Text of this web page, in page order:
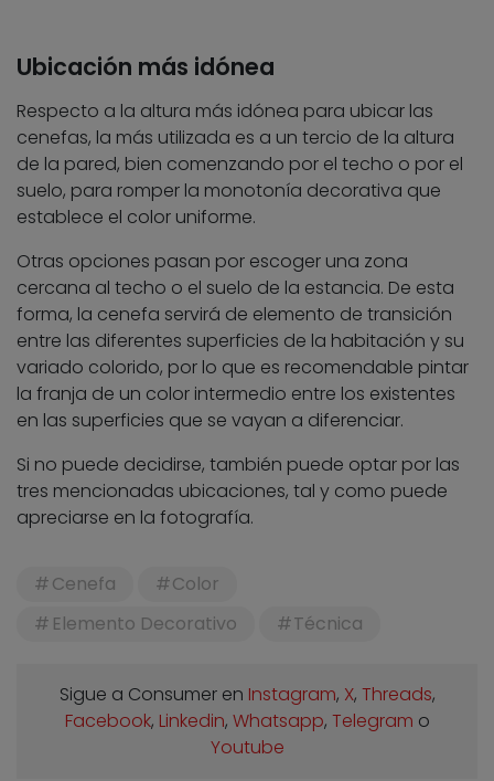
Ubicación más idónea
Respecto a la altura más idónea para ubicar las
cenefas, la más utilizada es a un tercio de la altura
de la pared, bien comenzando por el techo o por el
suelo, para romper la monotonía decorativa que
establece el color uniforme.
Otras opciones pasan por escoger una zona
cercana al techo o el suelo de la estancia. De esta
forma, la cenefa servirá de elemento de transición
entre las diferentes superficies de la habitación y su
variado colorido, por lo que es recomendable pintar
la franja de un color intermedio entre los existentes
en las superficies que se vayan a diferenciar.
Si no puede decidirse, también puede optar por las
tres mencionadas ubicaciones, tal y como puede
apreciarse en la fotografía.
Cenefa
Color
Elemento Decorativo
Técnica
Sigue a Consumer en Instagram, X, Threads,
Facebook, Linkedin, Whatsapp, Telegram o
Youtube